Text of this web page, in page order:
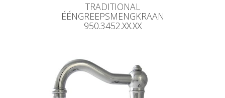
TRADITIONAL
ÉÉNGREEPSMENGKRAAN
950.3452.XX.XX